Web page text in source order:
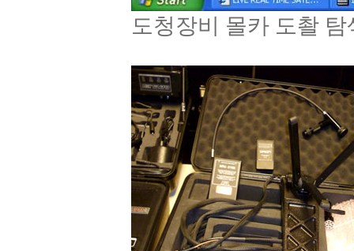
도청장비 몰카 도촬 탐